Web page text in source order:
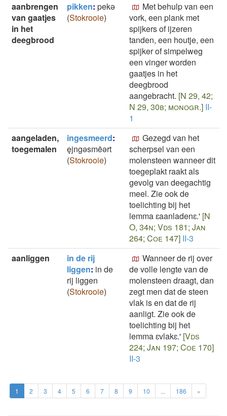
aanbrengen
van gaatjes
in het
deegbrood
pikken: pekǝ
(Stokrooie)
Met behulp van een
vork, een plank met
spijkers of ijzeren
tanden, een houtje, een
spijker of simpelweg
een vinger worden
gaatjes in het
deegbrood
aangebracht. [N 29, 42;
N 29, 30b; monogr.] II-
1
aangeladen,
toegemalen
ingesmeerd:
ęjngǝsmēǝrt
(Stokrooie)
Gezegd van het
scherpsel van een
molensteen wanneer dit
toegeplakt raakt als
gevolg van deegachtig
meel. Zie ook de
toelichting bij het
lemma ɛaanladenɛ.' [N
O, 34n; Vds 181; Jan
264; Coe 147] II-3
aanliggen
in de rij
liggen: in de
rij liggen
(Stokrooie)
Wanneer de rij over
de volle lengte van de
molensteen draagt, dan
zegt men dat de steen
vlak is en dat de rij
aanligt. Zie ook de
toelichting bij het
lemma ɛvlakɛ.' [Vds
224; Jan 197; Coe 170]
II-3
1 2 3 4 5 6 7 8 9 10 ... 186 »